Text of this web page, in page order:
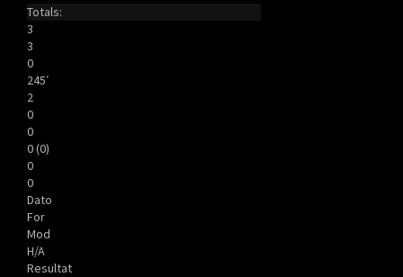
Totals:
3
3
0
245′
2
0
0
0 (0)
0
0
Dato
For
Mod
H/A
Resultat